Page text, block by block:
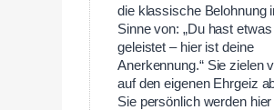
die klassische Belohnung
Sinne von: „Du hast etwas
geleistet – hier ist deine
Anerkennung.“ Sie zielen
auf den eigenen Ehrgeiz
Sie persönlich werden hier